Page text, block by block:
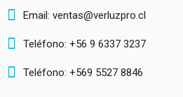
Email: ventas@verluzpro.cl
Teléfono: +56 9 6337 3237
Teléfono: +569 5527 8846